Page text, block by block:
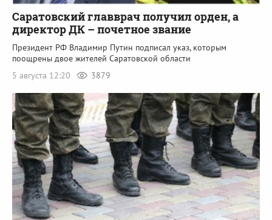
Саратовский главврач получил орден, а
директор ДК – почетное звание
Президент РФ Владимир Путин подписал указ, которым
поощрены двое жителей Саратовской области
5 августа 12:20
3879